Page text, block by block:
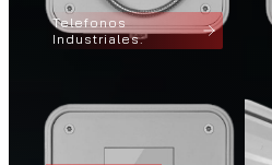
Telefonos
Industriales.